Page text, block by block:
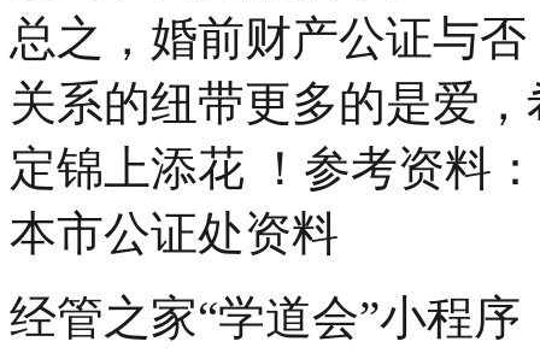
总之，婚前财产公证与
关系的纽带更多的是爱
定锦上添花 ！参考资料
本市公证处资料
经管之家“学道会”小程序